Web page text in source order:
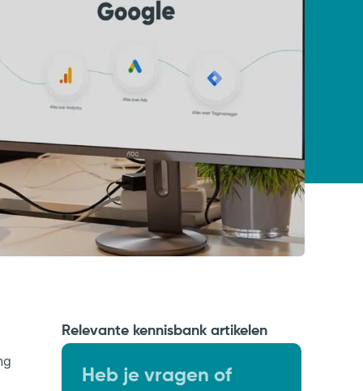
Relevante kennisbank artikelen
Heb je vragen of